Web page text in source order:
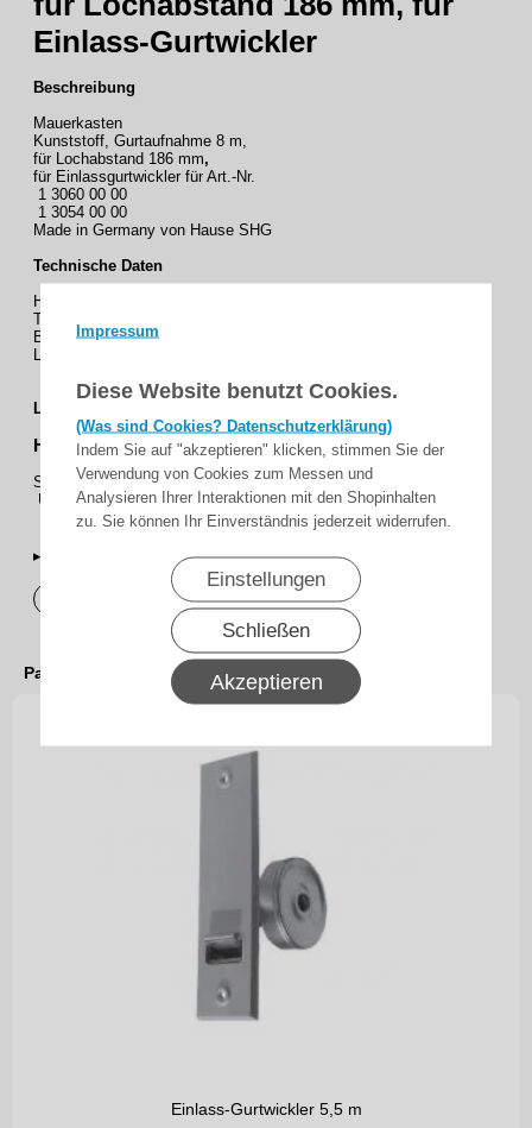
Impressum
Diese Website benutzt Cookies.
(Was sind Cookies? Datenschutzerklärung)
Indem Sie auf "akzeptieren" klicken, stimmen Sie der
Verwendung von Cookies zum Messen und
Analysieren Ihrer Interaktionen mit den Shopinhalten
zu. Sie können Ihr Einverständnis jederzeit widerrufen.
Einstellungen
Schließen
Akzeptieren
Einlass-Gurtwickler
Beschreibung
Mauerkasten
Kunststoff, Gurtaufnahme 8 m,
für Lochabstand 186 mm,
für Einlassgurtwickler für Art.-Nr.
1 3060 00 00
1 3054 00 00
Made in Germany von Hause SHG
Technische Daten
Höhe (H): 205 mm
Tiefe (T) : 205 mm
Breite (B) : 45 mm
Lochabstand : 186 mm
Lieferumfang:
Haben Fragen zu diesem Produkt ?
Schreiben Sie uns an mit ihre E-Mail-Adresse
Unser Team wird ihnen schnellstmöglich antworten .
▸Widerrufsbelehrung
Passendes Zubehör
Einlass-Gurtwickler 5,5 m